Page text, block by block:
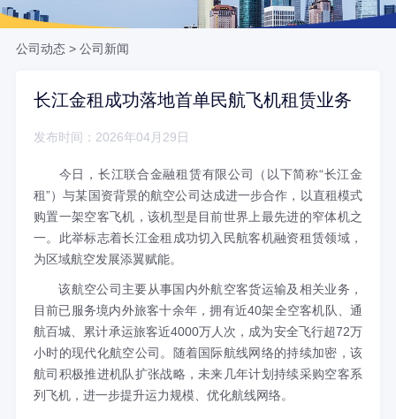
公司动态 > 公司新闻
长江金租成功落地首单民航飞机租赁业务
发布时间：2026年04月29日
今日，长江联合金融租赁有限公司（以下简称“长江金
租”）与某国资背景的航空公司达成进一步合作，以直租模式
购置一架空客飞机，该机型是目前世界上最先进的窄体机之
一。此举标志着长江金租成功切入民航客机融资租赁领域，
为区域航空发展添翼赋能。
该航空公司主要从事国内外航空客货运输及相关业务，
目前已服务境内外旅客十余年，拥有近40架全空客机队、通
航百城、累计承运旅客近4000万人次，成为安全飞行超72万
小时的现代化航空公司。随着国际航线网络的持续加密，该
航司积极推进机队扩张战略，未来几年计划持续采购空客系
列飞机，进一步提升运力规模、优化航线网络。